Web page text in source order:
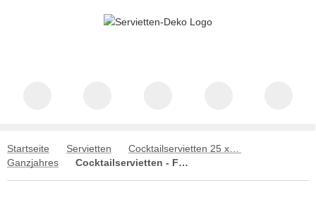
Startseite Servietten
Ganzjahres
Cocktailservietten - Frische Blätter